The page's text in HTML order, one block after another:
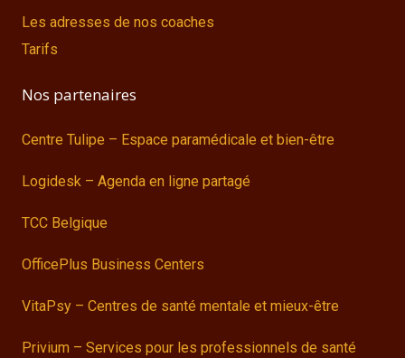
Les adresses de nos coaches
Tarifs
Nos partenaires
Centre Tulipe – Espace paramédicale et bien-être
Logidesk – Agenda en ligne partagé
TCC Belgique
OfficePlus Business Centers
VitaPsy – Centres de santé mentale et mieux-être
Privium – Services pour les professionnels de santé